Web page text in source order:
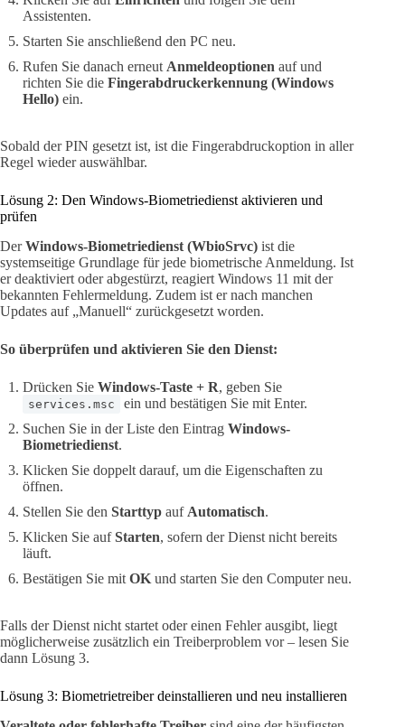
Assistenten.
Starten Sie anschließend den PC neu.
Rufen Sie danach erneut Anmeldeoptionen auf und
richten Sie die Fingerabdruckerkennung (Windows
Hello) ein.
Sobald der PIN gesetzt ist, ist die Fingerabdruckoption in aller
Regel wieder auswählbar.
Lösung 2: Den Windows-Biometriedienst aktivieren und
prüfen
DerWindows-Biometriedienst (WbioSrvc) ist die
systemseitige Grundlage für jede biometrische Anmeldung. Ist
er deaktiviert oder abgestürzt, reagiert Windows 11 mit der
bekannten Fehlermeldung. Zudem ist er nach manchen
Updates auf „Manuell“ zurückgesetzt worden.
So überprüfen und aktivieren Sie den Dienst:
Drücken Sie Windows-Taste + R, geben Sie
services.msc
ein und bestätigen Sie mit Enter.
Suchen Sie in der Liste den Eintrag Windows-
Biometriedienst.
Klicken Sie doppelt darauf, um die Eigenschaften zu
öffnen.
Stellen Sie den Starttyp auf Automatisch.
Klicken Sie aufStarten, sofern der Dienst nicht bereits
läuft.
Bestätigen Sie mit OK und starten Sie den Computer neu.
Falls der Dienst nicht startet oder einen Fehler ausgibt, liegt
möglicherweise zusätzlich ein Treiberproblem vor – lesen Sie
dann Lösung 3.
Lösung 3: Biometrietreiber deinstallieren und neu installieren